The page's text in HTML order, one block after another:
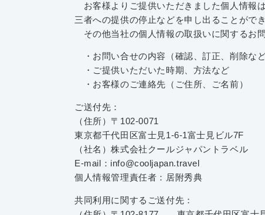
お客様よりご提供いただきました個人情報
三者への提供の停止などを申し出ることができ
その他当社の個人情報の取扱いに関するお
・お問い合せの内容（確認、訂正、削除な
・ご提供いただいた時期、方法など
・お客様のご連絡先（ご住所、ご名前）
ご送付先：
（住所）〒102-0071
東京都千代田区富士見1-6-1富士見ビル7F
（社名）株式会社クールジャパントラベル
E-mail：info@cooljapan.travel
個人情報管理責任者：居附秀典
共同利用に関するご送付先：